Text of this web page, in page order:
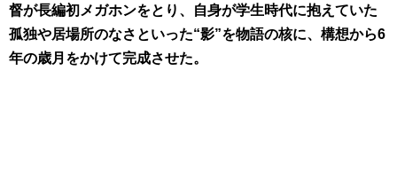
督が長編初メガホンをとり、自身が学生時代に抱えていた
孤独や居場所のなさといった“影”を物語の核に、構想から6
年の歳月をかけて完成させた。